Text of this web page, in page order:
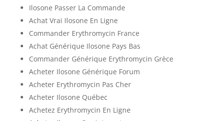
Ilosone Passer La Commande
Achat Vrai Ilosone En Ligne
Commander Erythromycin France
Achat Générique Ilosone Pays Bas
Commander Générique Erythromycin Grèce
Acheter Ilosone Générique Forum
Acheter Erythromycin Pas Cher
Acheter Ilosone Québec
Achetez Erythromycin En Ligne